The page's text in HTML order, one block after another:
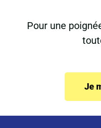
Pour une
Je